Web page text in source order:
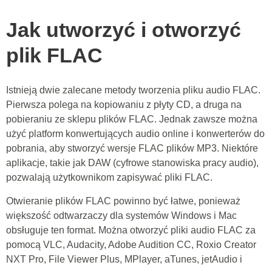
Jak utworzyć i otworzyć
plik FLAC
Istnieją dwie zalecane metody tworzenia pliku audio FLAC.
Pierwsza polega na kopiowaniu z płyty CD, a druga na
pobieraniu ze sklepu plików FLAC. Jednak zawsze można
użyć platform konwertujących audio online i konwerterów do
pobrania, aby stworzyć wersje FLAC plików MP3. Niektóre
aplikacje, takie jak DAW (cyfrowe stanowiska pracy audio),
pozwalają użytkownikom zapisywać pliki FLAC.
Otwieranie plików FLAC powinno być łatwe, ponieważ
większość odtwarzaczy dla systemów Windows i Mac
obsługuje ten format. Można otworzyć pliki audio FLAC za
pomocą VLC, Audacity, Adobe Audition CC, Roxio Creator
NXT Pro, File Viewer Plus, MPlayer, aTunes, jetAudio i